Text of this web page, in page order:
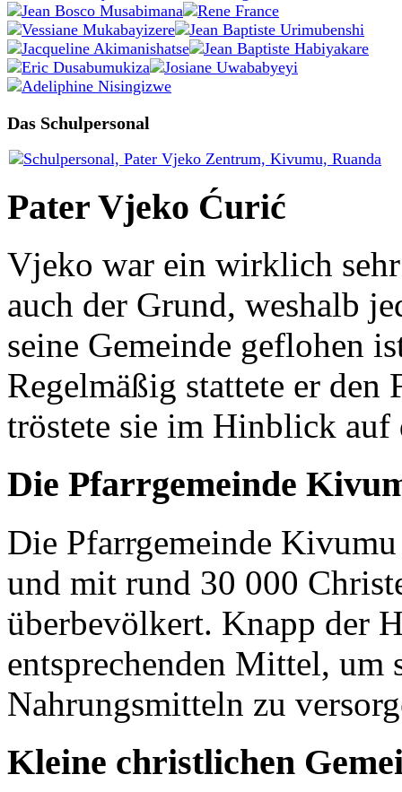
Das Schulpersonal
Pater Vjeko Ćurić
Vjeko war ein wirklich
auch der Grund, weshalb
seine Gemeinde geflohen
Regelmäßig stattete er
tröstete sie im Hinblick
Die Pfarrgemeinde
Die Pfarrgemeinde
und mit rund 30 000
überbevölkert. Knapp der
entsprechenden Mittel, um
Nahrungsmitteln zu
Kleine christlichen